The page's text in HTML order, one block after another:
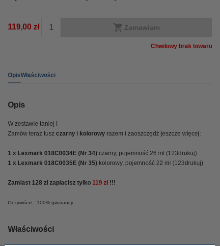
119,00 zł Zamawiam
Chwilowy brak towaru
OpisWłaściwości
Opis
W zestawie taniej !
Zamów teraz tusz czarny i kolorowy razem i zaoszczędź jeszcze więcej:
1 x Lexmark 018C0034E (Nr 34) czarny, pojemność 26 ml (123drukuj)
1 x Lexmark 018C0035E (Nr 35) kolorowy, pojemność 22 ml (123drukuj)
Zamiast 128 zł zapłacisz tylko 119 zł!!!
Oczywiście - 100% gwarancji.
Właściwości